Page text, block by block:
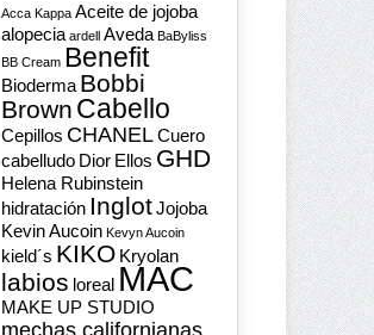
Acca Kappa Aceite de jojoba
alopecia ardell Aveda BaByliss
BB Cream Benefit
Bioderma Bobbi
Brown Cabello
Cepillos CHANELCuero
cabelludo Dior Ellos GHD
Helena Rubinstein
hidratación InglotJojoba
Kevin Aucoin Kevyn Aucoin
kield´s KIKO Kryolan
labios loreal MAC
MAKE UP STUDIO
mechas californianas